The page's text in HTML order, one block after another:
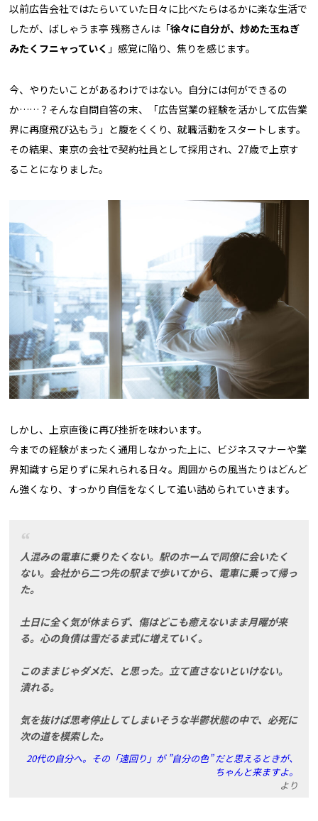
以前広告会社ではたらいていた日々に比べたらはるかに楽な生活で
したが、ばしゃうま亭 残務さんは「徐々に自分が、炒めた玉ねぎ
みたくフニャっていく 」感覚に陥り、焦りを感じます。
今、やりたいことがあるわけではない。自分には何ができるの
か……？そんな自問自答の末、「広告営業の経験を活かして広告業
界に再度飛び込もう」と腹をくくり、就職活動をスタートします。
その結果、東京の会社で契約社員として採用され、27歳で上京す
ることになりました。
しかし、上京直後に再び挫折を味わいます。
今までの経験がまったく通用しなかった上に、ビジネスマナーや業
界知識すら足りずに呆れられる日々。周囲からの風当たりはどんど
ん強くなり、すっかり自信をなくして追い詰められていきます。
人混みの電車に乗りたくない。駅のホームで同僚に会いたく
ない。会社から二つ先の駅まで歩いてから、電車に乗って帰っ
た。
土日に全く気が休まらず、傷はどこも癒えないまま月曜が来
る。心の負債は雪だるま式に増えていく。
このままじゃダメだ、と思った。立て直さないといけない。
潰れる。
気を抜けば思考停止してしまいそうな半鬱状態の中で、必死に
次の道を模索した。
20代の自分へ。その「遠回り」が ”自分の色” だと思えるときが、
ちゃんと来ますよ。
より